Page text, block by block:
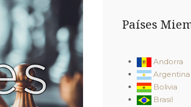
Países
Andorra
Argentina
Bolivia
Brasil